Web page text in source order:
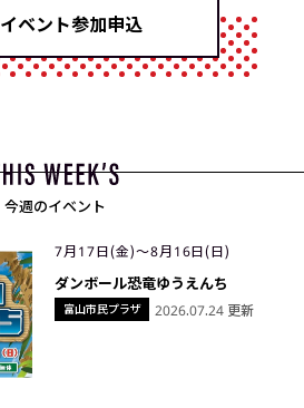
イベント参加申込
今週のイベント
富山市民プラザ
7月17日(金)〜8月16日(日)
ダンボール恐竜ゆうえんち
2026.07.24 更新